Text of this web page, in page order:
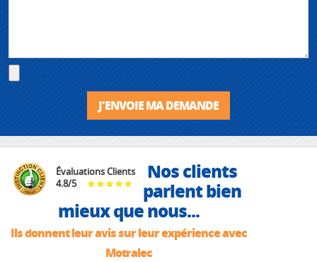
J'ENVOIE MA DEMANDE
Évaluations Clients
4.8/5
Nos clients
parlent bien
mieux que nous...
Ils donnent leur avis sur leur expérience avec
Motralec